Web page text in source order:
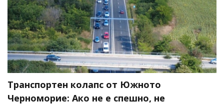
Транспортен колапс от Южното
Черноморие: Ако не е спешно, не